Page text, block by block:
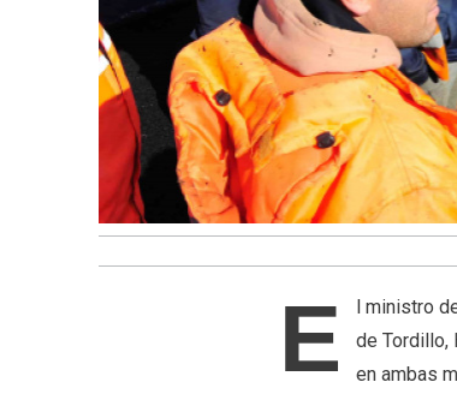
E
l ministro
de Tordillo,
en ambas